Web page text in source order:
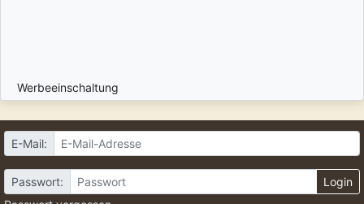
Werbeeinschaltung
E-Mail:
Passwort:
Login